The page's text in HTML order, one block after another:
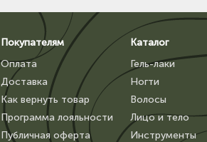
Покупателям
Оплата
Доставка
Как вернуть товар
Программа лояльности
Публичная оферта
Каталог
Гель-лаки
Ногти
Волосы
Лицо и тело
Инструменты